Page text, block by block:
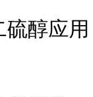
醇应用